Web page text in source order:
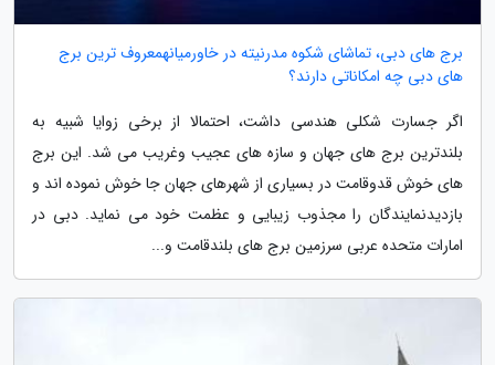
برج های دبی، تماشای شکوه مدرنیته در خاورمیانهمعروف ترین برج
های دبی چه امکاناتی دارند؟
اگر جسارت شکلی هندسی داشت، احتمالا از برخی زوایا شبیه به
بلندترین برج های جهان و سازه های عجیب وغریب می شد. این برج
های خوش قدوقامت در بسیاری از شهرهای جهان جا خوش نموده اند و
بازدیدنمایندگان را مجذوب زیبایی و عظمت خود می نماید. دبی در
امارات متحده عربی سرزمین برج های بلندقامت و...